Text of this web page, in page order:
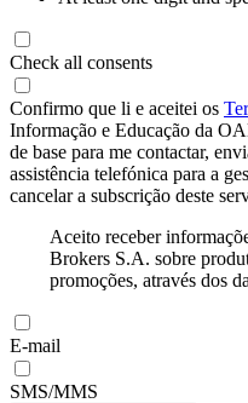
Check all consents
Confirmo que li e aceitei os
Informação e Educação da
de base para me contactar,
assistência telefónica para a
cancelar a subscrição deste
Aceito receber
Brokers S.A. sobre
promoções, através dos
E-mail
SMS/MMS